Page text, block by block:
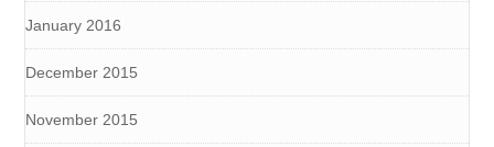
January 2016
December 2015
November 2015